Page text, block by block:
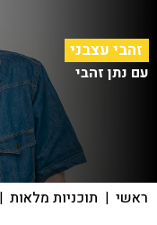
זהבי עצבני
עם נתן זהבי
ראשי | תוכניות מלאות |